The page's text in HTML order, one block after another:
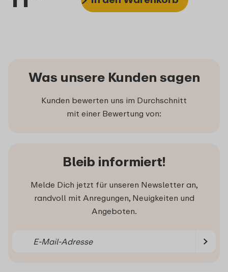
Was unsere Kunden sagen
Kunden bewerten uns im Durchschnitt
mit einer Bewertung von:
Bleib informiert!
Melde Dich jetzt für unseren Newsletter an,
randvoll mit Anregungen, Neuigkeiten und
Angeboten.